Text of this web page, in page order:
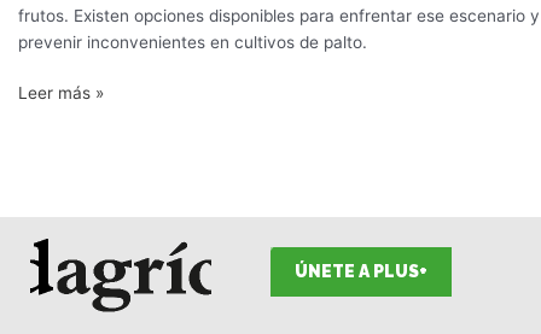
frutos. Existen opciones disponibles para enfrentar ese escenario y
prevenir inconvenientes en cultivos de palto.
Leer más »
ÚNETE A PLUS+